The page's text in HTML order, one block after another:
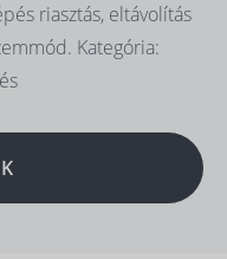
riasztás, eltávolítás
Kategória: